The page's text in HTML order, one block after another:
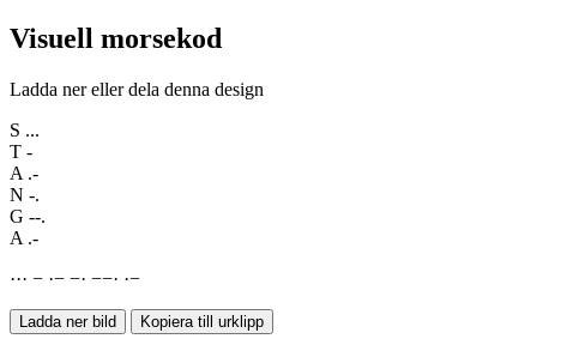
Visuell morsekod
Ladda ner eller dela denna design
S ...
T -
A .-
N -.
G --.
A .-
··· − ·− −· −−· ·−
Ladda ner bild Kopiera till urklipp